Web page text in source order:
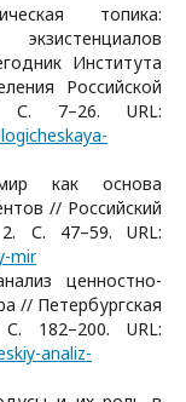
топика:
Института
Российской
7–26. URL:
как основа
// Российский
С. 47–59. URL:
mir
ценностно-
// Петербургская
182–200. URL:
analiz-